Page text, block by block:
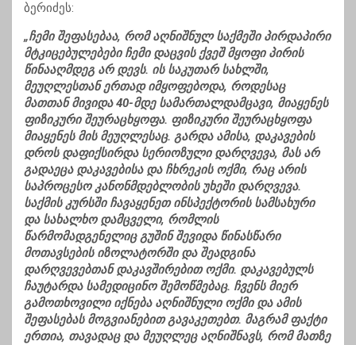
ბერიძეს:
„ჩემი შეფასებაა, რომ აღნიშნულ საქმეში პირდაპირი
მტკიცებულებები ჩემი დაცვის ქვეშ მყოფი პირის
წინააღმდეგ არ დევს. ის საკუთარ სახლში,
მეუღლესთან ერთად იმყოფებოდა, როდესაც
მათთან მივიდა 40-მდე სამართალდამცავი, მიაყენეს
ფიზიკური შეურაცხყოფა. ფიზიკური შეურაცხყოფა
მიაყენეს მის მეუღლესაც. გარდა ამისა, დაკავების
დროს დაფიქსირდა სერიოზული დარღვევა, მას არ
გადაეცა დაკავებისა და ჩხრეკის ოქმი, რაც არის
საპროცესო კანონმდებლობის უხეში დარღვევა.
საქმის კურსში ჩავაყენეთ ინსპექტორის სამსახური
და სახალხო დამცველი, რომლის
წარმომადგენელიც გუშინ შევიდა წინასწარი
მოთავსების იზოლატორში და შეადგინა
დარღვევებთან დაკავშირებით ოქმი. დაკავებულს
ჩაუტარდა სამედიცინო შემოწმებაც. ჩვენს მიერ
გამოთხოვილი იქნება აღნიშნული ოქმი და ამის
შეფასებას მოგვიანებით გავაკეთებთ. მაგრამ ფაქტი
ერთია, თავადაც და მეუღლეც აღნიშნავს, რომ მათზე